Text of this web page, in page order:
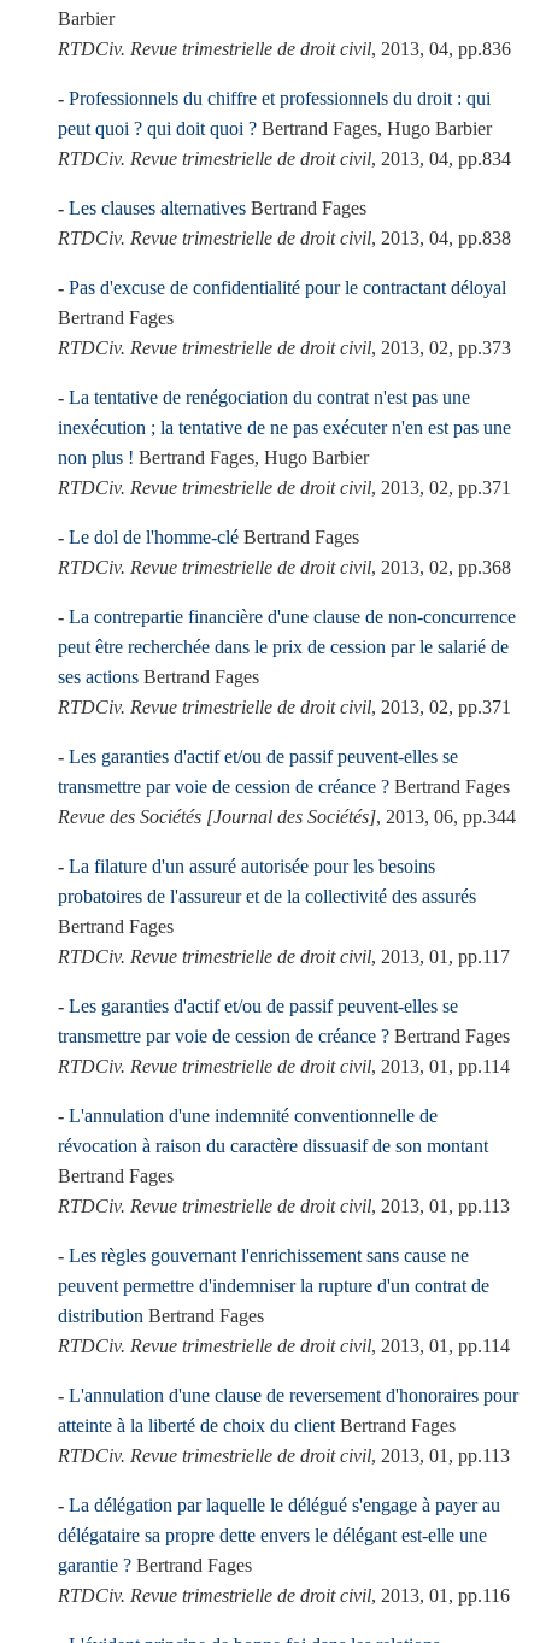
Barbier
RTDCiv. Revue trimestrielle de droit civil, 2013, 04, pp.836
Professionnels du chiffre et professionnels du droit : qui
peut quoi ? qui doit quoi ? Bertrand Fages, Hugo Barbier
RTDCiv. Revue trimestrielle de droit civil, 2013, 04, pp.834
Les clauses alternatives Bertrand Fages
RTDCiv. Revue trimestrielle de droit civil, 2013, 04, pp.838
Pas d'excuse de confidentialité pour le contractant déloyal
Bertrand Fages
RTDCiv. Revue trimestrielle de droit civil, 2013, 02, pp.373
La tentative de renégociation du contrat n'est pas une
inexécution ; la tentative de ne pas exécuter n'en est pas une
non plus ! Bertrand Fages, Hugo Barbier
RTDCiv. Revue trimestrielle de droit civil, 2013, 02, pp.371
Le dol de l'homme-clé Bertrand Fages
RTDCiv. Revue trimestrielle de droit civil, 2013, 02, pp.368
La contrepartie financière d'une clause de non-concurrence
peut être recherchée dans le prix de cession par le salarié de
ses actions Bertrand Fages
RTDCiv. Revue trimestrielle de droit civil, 2013, 02, pp.371
Les garanties d'actif et/ou de passif peuvent-elles se
transmettre par voie de cession de créance ? Bertrand Fages
Revue des Sociétés [Journal des Sociétés], 2013, 06, pp.344
La filature d'un assuré autorisée pour les besoins
probatoires de l'assureur et de la collectivité des assurés
Bertrand Fages
RTDCiv. Revue trimestrielle de droit civil, 2013, 01, pp.117
Les garanties d'actif et/ou de passif peuvent-elles se
transmettre par voie de cession de créance ? Bertrand Fages
RTDCiv. Revue trimestrielle de droit civil, 2013, 01, pp.114
L'annulation d'une indemnité conventionnelle de
révocation à raison du caractère dissuasif de son montant
Bertrand Fages
RTDCiv. Revue trimestrielle de droit civil, 2013, 01, pp.113
Les règles gouvernant l'enrichissement sans cause ne
peuvent permettre d'indemniser la rupture d'un contrat de
distribution Bertrand Fages
RTDCiv. Revue trimestrielle de droit civil, 2013, 01, pp.114
L'annulation d'une clause de reversement d'honoraires pour
atteinte à la liberté de choix du client Bertrand Fages
RTDCiv. Revue trimestrielle de droit civil, 2013, 01, pp.113
La délégation par laquelle le délégué s'engage à payer au
délégataire sa propre dette envers le délégant est-elle une
garantie ? Bertrand Fages
RTDCiv. Revue trimestrielle de droit civil, 2013, 01, pp.116